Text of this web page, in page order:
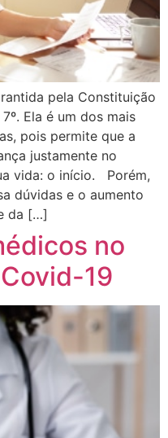
pela Constituição
Ela é um dos mais
pois permite que a
justamente no
vida: o início. Porém,
dúvidas e o aumento
da […]
no
19